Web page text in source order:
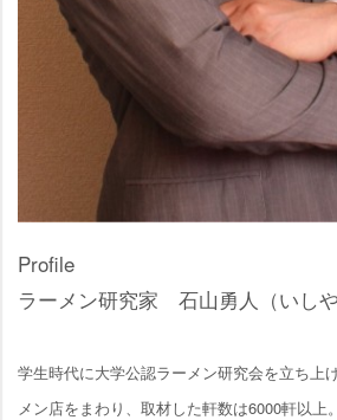
Profile
ラーメン研究家 石山勇人（いしや
学生時代に大学公認ラーメン研究会を立ち上
メン店をまわり、取材した軒数は6000軒以上